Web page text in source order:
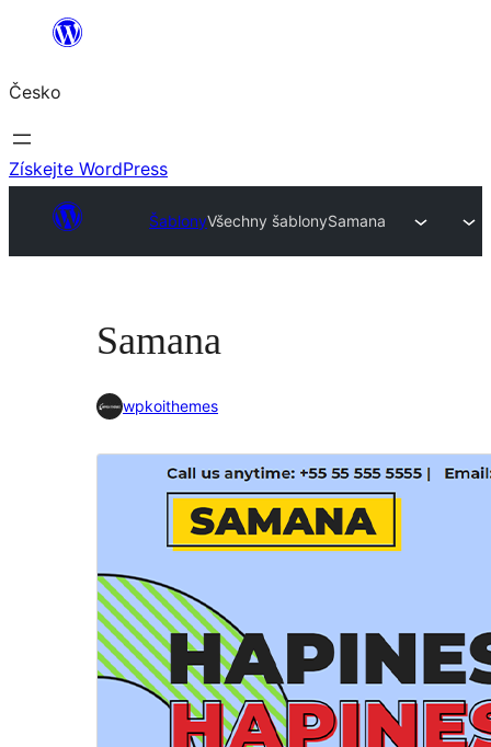
Přeskočit
obsah
Česko
Získejte WordPress
ŠablonyVšechny šablonySamana
Samana
wpkoithemes